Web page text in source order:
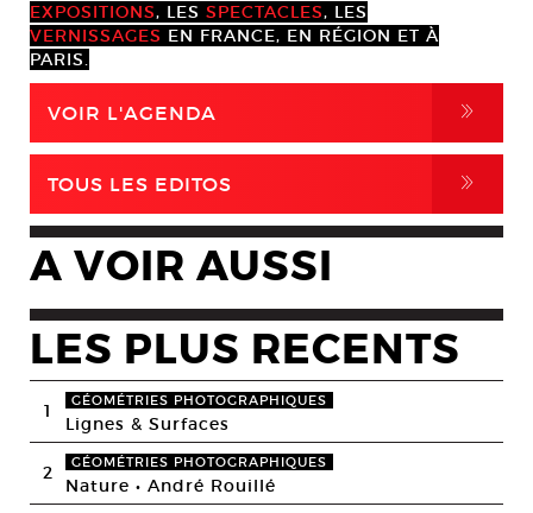
EXPOSITIONS, LES SPECTACLES, LES
VERNISSAGES EN FRANCE, EN RÉGION ET À
PARIS.
VOIR L'AGENDA ,
TOUS LES EDITOS ,
A VOIR AUSSI
LES PLUS RECENTS
1 GÉOMÉTRIES PHOTOGRAPHIQUES
Lignes & Surfaces
2 GÉOMÉTRIES PHOTOGRAPHIQUES
Nature • André Rouillé